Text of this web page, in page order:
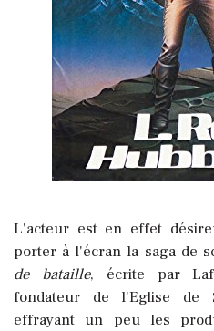
L'acteur est en effet
porter à l'écran la saga de
de bataille, écrite par
fondateur de l'Eglise de
effrayant un peu les